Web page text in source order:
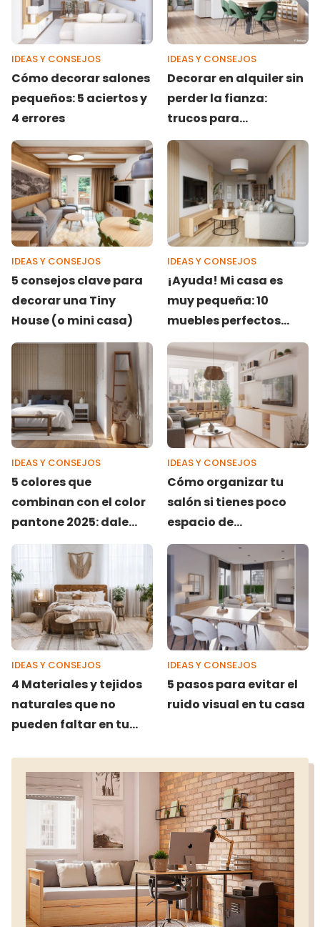
IDEAS Y CONSEJOS
Cómo decorar salones
pequeños: 5 aciertos y
4 errores
IDEAS Y CONSEJOS
Decorar en alquiler sin
perder la fianza:
trucos para
personalizar tu casa y
transformarla en
hogar
IDEAS Y CONSEJOS
5 consejos clave para
decorar una Tiny
House (o mini casa)
IDEAS Y CONSEJOS
¡Ayuda! Mi casa es
muy pequeña: 10
muebles perfectos
para espacios
reducidos
IDEAS Y CONSEJOS
5 colores que
combinan con el color
pantone 2025: dale
vida al Mocha Mousse
IDEAS Y CONSEJOS
Cómo organizar tu
salón si tienes poco
espacio de
almacenaje (y muchas
cosas acumuladas)
IDEAS Y CONSEJOS
4 Materiales y tejidos
naturales que no
pueden faltar en tu
IDEAS Y CONSEJOS
5 pasos para evitar el
ruido visual en tu casa